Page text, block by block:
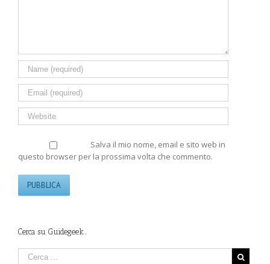
Salva il mio nome, email e sito web in
questo browser per la prossima volta che commento.
Cerca su Guidegeek…